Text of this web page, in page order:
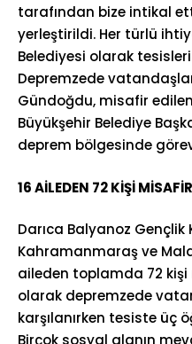
tarafından bize intikal
yerleştirildi. Her türlü
Belediyesi olarak
Depremzede
Gündoğdu, misafir
Büyükşehir Belediye
deprem bölgesinde
16 AİLEDEN 72 KİŞİ
Darıca Balyanoz
Kahramanmaraş ve
aileden toplamda 72
olarak depremzede
karşılanırken tesiste üç
Birçok sosyal alanın